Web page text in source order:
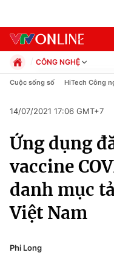
Chính trị
Xã hội
Pháp luật
Y tế
CÔNG NGHỆ
Chính trị
Pháp luật
Thể thao
Truyền hình
Văn hóa - Giải trí
Y tế
Đời sống
Công nghệ
Cuộc sống số HiTech Công
14/07/2021 17:06 GMT+7
Ứng dụng
vaccine
danh mục
Việt Nam
Phi Long